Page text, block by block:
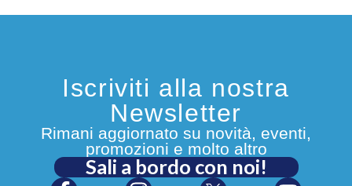
Iscriviti alla nostra
Newsletter
Rimani aggiornato su novità, eventi,
promozioni e molto altro
Sali a bordo con noi!